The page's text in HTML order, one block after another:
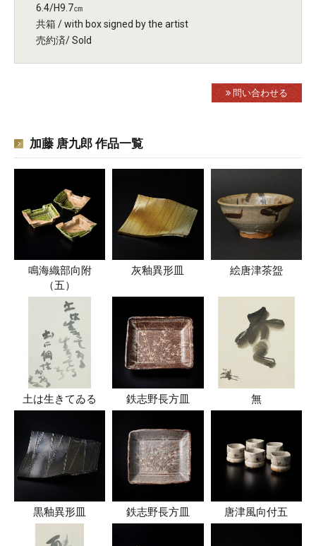
6.4/H9.7㎝
共箱 / with box signed by the artist
売約済/ Sold
問い合わせる
加藤 唐九郎 作品一覧
鳴海織部向附
（五）
灰釉異形皿 絵唐津茶盌
土は生きてゐる 鉄志野長方皿 無
黒釉異形皿 鉄志野長方皿 唐津風向付五